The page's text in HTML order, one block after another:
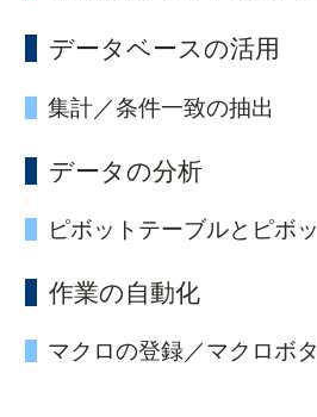
データベースの活用
集計／条件一致の抽出
データの分析
ピボットテーブルとピボ
作業の自動化
マクロの登録／マクロボ